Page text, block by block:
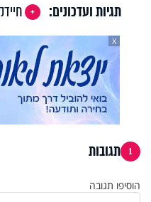
תגיות ועדכונים:
X
1 תגובות
הוסיפו תגובה